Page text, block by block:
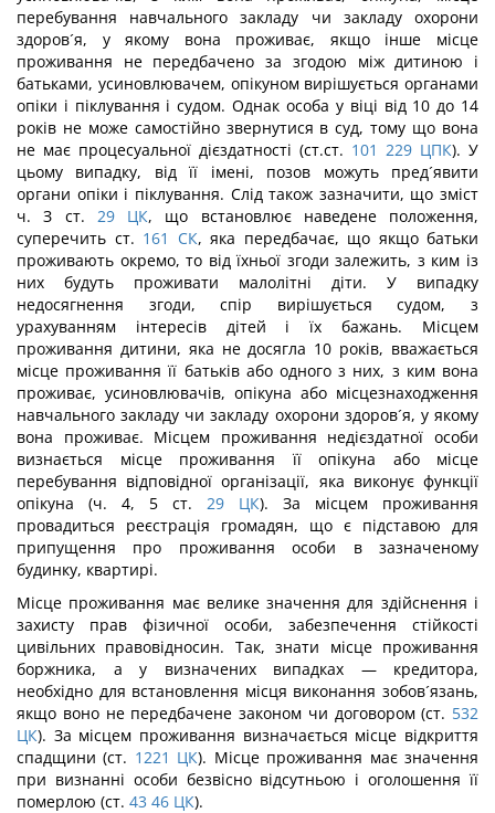
перебування навчального закладу чи закладу охорони
здоров´я, у якому вона проживає, якщо інше місце
проживання не передбачено за згодою між дитиною і
батьками, усиновлювачем, опікуном вирішується органами
опіки і піклування і судом. Однак особа у віці від 10 до 14
років не може самостійно звернутися в суд, тому що вона
не має процесуальної дієздатності (ст.ст. 101 229 ЦПК). У
цьому випадку, від її імені, позов можуть пред´явити
органи опіки і піклування. Слід також зазначити, що зміст
ч. З ст. 29 ЦК, що встановлює наведене положення,
суперечить ст. 161 СК, яка передбачає, що якщо батьки
проживають окремо, то від їхньої згоди залежить, з ким із
них будуть проживати малолітні діти. У випадку
недосягнення згоди, спір вирішується судом, з
урахуванням інтересів дітей і їх бажань. Місцем
проживання дитини, яка не досягла 10 років, вважається
місце проживання її батьків або одного з них, з ким вона
проживає, усиновлювачів, опікуна або місцезнаходження
навчального закладу чи закладу охорони здоров´я, у якому
вона проживає. Місцем проживання недієздатної особи
визнається місце проживання її опікуна або місце
перебування відповідної організації, яка виконує функції
опікуна (ч. 4, 5 ст. 29 ЦК). За місцем проживання
провадиться реєстрація громадян, що є підставою для
припущення про проживання особи в зазначеному
будинку, квартирі.
Місце проживання має велике значення для здійснення і
захисту прав фізичної особи, забезпечення стійкості
цивільних правовідносин. Так, знати місце проживання
боржника, а у визначених випадках — кредитора,
необхідно для встановлення місця виконання зобов´язань,
якщо воно не передбачене законом чи договором (ст. 532
ЦК). За місцем проживання визначається місце відкриття
спадщини (ст. 1221 ЦК). Місце проживання має значення
при визнанні особи безвісно відсутньою і оголошення її
померлою (ст. 43 46 ЦК).